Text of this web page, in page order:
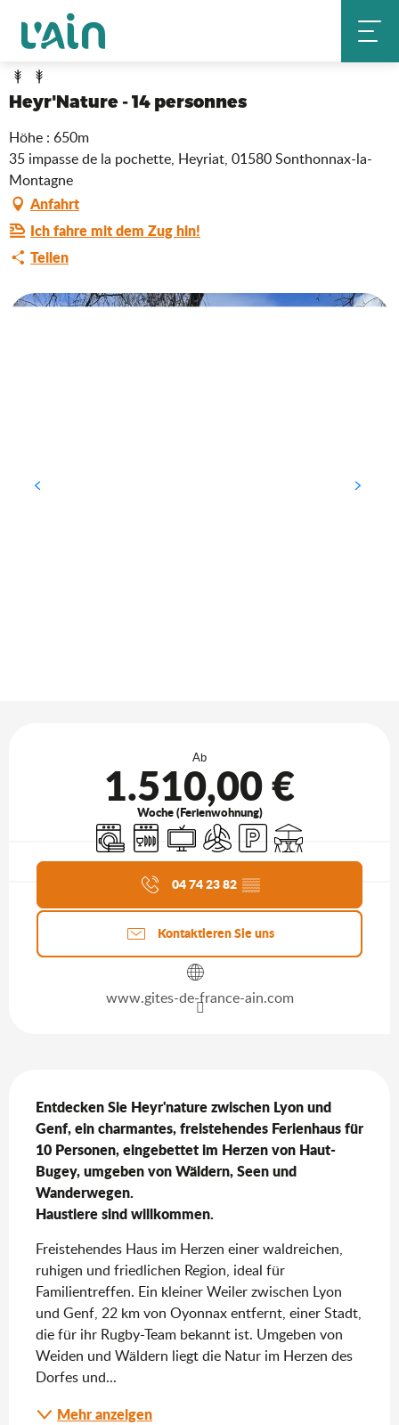
contenu
principal
Startseite
Heyr'Nature - 14 personnes
Höhe : 650m
35 impasse de la pochette, Heyriat, 01580 Sonthonnax-la-
Montagne
Anfahrt
Ich fahre mit dem Zug hin!
Teilen
Ab
1.510,00 €
Woche (Ferienwohnung)
Waschmaschine
Geschirrspülmaschine
FernsehenKlimaanlageParkplatzTerrasse
Aktuelle Agenda
04 74 23 82 ▒▒
Kontaktieren Sie uns
www.gites-de-france-ain.com
Entdecken Sie Heyr'nature zwischen Lyon und
Genf, ein charmantes, freistehendes Ferienhaus für
10 Personen, eingebettet im Herzen von Haut-
Bugey, umgeben von Wäldern, Seen und
Wanderwegen.
Haustiere sind willkommen.
Freistehendes Haus im Herzen einer waldreichen,
ruhigen und friedlichen Region, ideal für
Familientreffen. Ein kleiner Weiler zwischen Lyon
und Genf, 22 km von Oyonnax entfernt, einer Stadt,
die für ihr Rugby-Team bekannt ist. Umgeben von
Weiden und Wäldern liegt die Natur im Herzen des
Dorfes und...
Mehr anzeigen